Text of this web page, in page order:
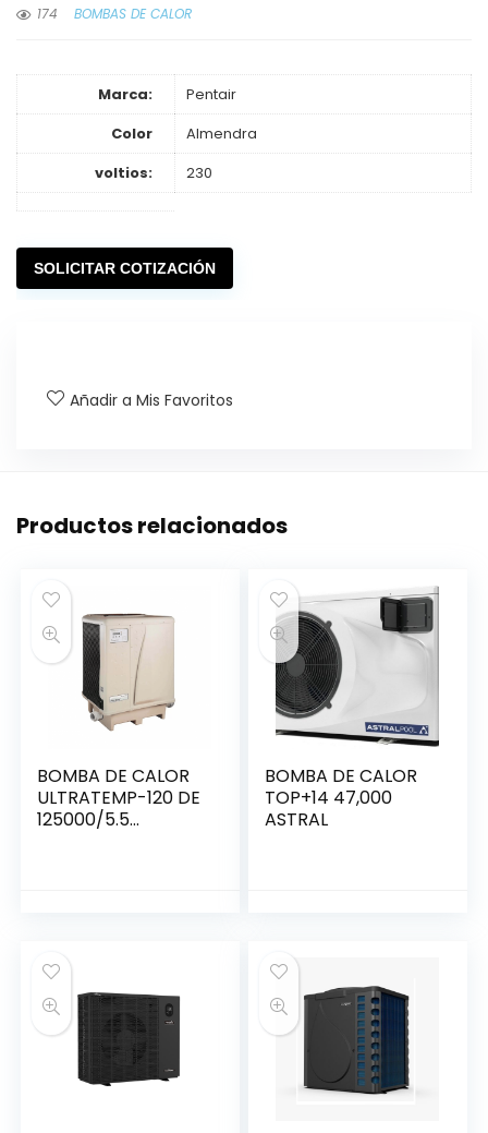
174
BOMBAS DE CALOR
Marca:
Pentair
Color
Almendra
voltios:
230
SOLICITAR COTIZACIÓN
Añadir a Mis Favoritos
Productos relacionados
BOMBA DE CALOR
ULTRATEMP-120 DE
125000/5.5
BOMBA DE CALOR
TOP+14 47,000
ASTRAL